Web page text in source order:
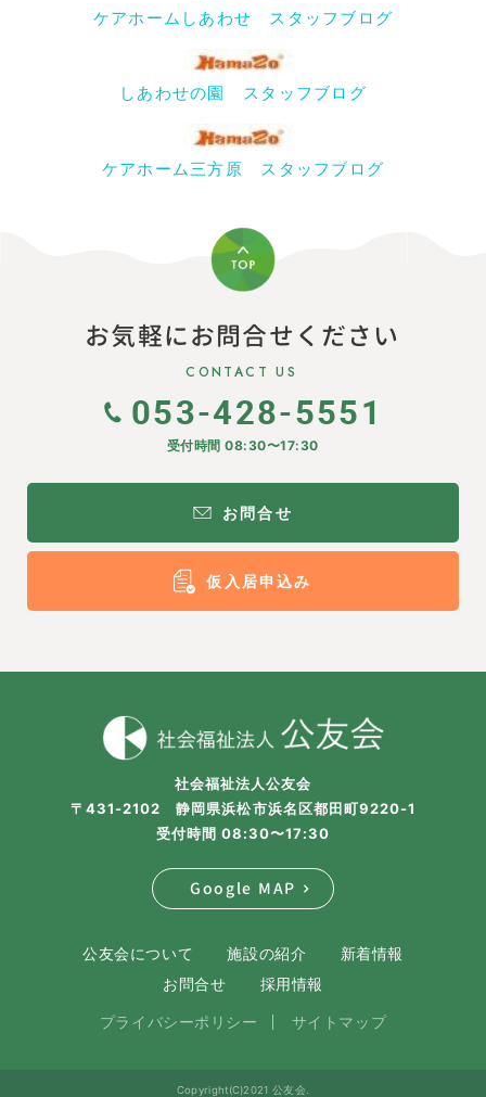
ケアホームしあわせ スタッフブログ
しあわせの園 スタッフブログ
ケアホーム三方原 スタッフブログ
お気軽にお問合せください
CONTACT US
053-428-5551
受付時間 08:30〜17:30
お問合せ
仮入居申込み
社会福祉法人公友会
〒431-2102 静岡県浜松市浜名区都田町9220-1
受付時間 08:30〜17:30
Google MAP
公友会について 施設の紹介
新着情報
お問合せ
採用情報
プライバシーポリシー サイトマップ
Copyright(C)2021 公友会.